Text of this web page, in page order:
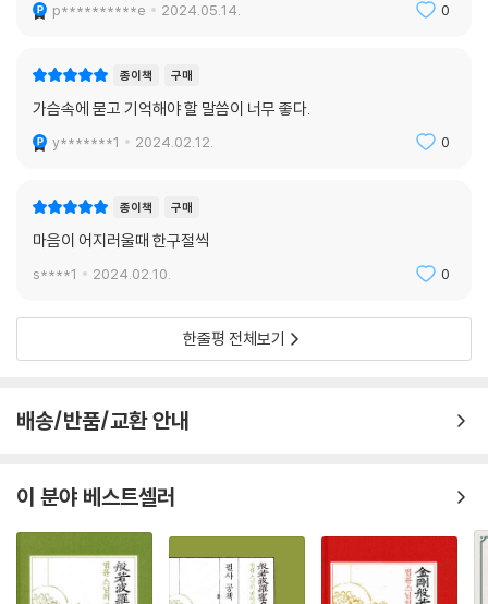
p**********e 2024.05.14. 0
종이책 구매
가슴속에 묻고 기억해야 할 말씀이 너무 좋다.
y*******1 2024.02.12. 0
종이책 구매
마음이 어지러울때 한구절씩
s****1 2024.02.10. 0
한줄평 전체보기
배송/반품/교환 안내
이 분야 베스트셀러